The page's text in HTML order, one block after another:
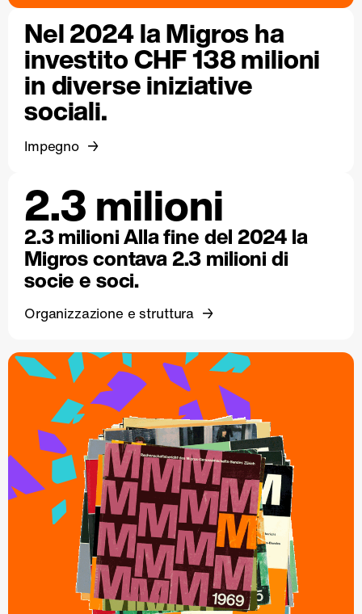
Nel 2024 la Migros ha
investito CHF 138 milioni
in diverse iniziative
sociali.
Impegno
2.3 milioni
2.3 milioni Alla fine del 2024 la
Migros contava 2.3 milioni di
socie e soci.
Organizzazione e struttura